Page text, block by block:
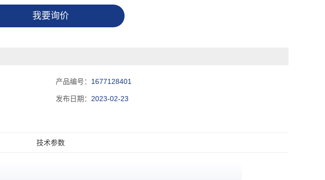
我要询价
产品编号： 1677128401
发布日期： 2023-02-23
技术参数